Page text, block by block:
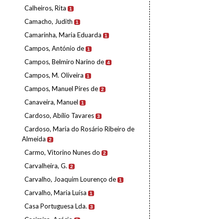
Calheiros, Rita 1
Camacho, Judith 1
Camarinha, Maria Eduarda 1
Campos, António de 1
Campos, Belmiro Narino de 4
Campos, M. Oliveira 1
Campos, Manuel Pires de 2
Canaveira, Manuel 1
Cardoso, Abílio Tavares 3
Cardoso, Maria do Rosário Ribeiro de
Almeida
2
Carmo, Vitorino Nunes do 2
Carvalheira, G. 2
Carvalho, Joaquim Lourenço de 1
Carvalho, Maria Luísa 1
Casa Portuguesa Lda. 3